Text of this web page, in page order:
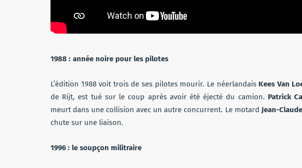
1988 : année noire pour les pilotes
L’édition 1988 voit trois de ses pilotes mourir. Le néerlandais Kees Van
de Rijt, est tué sur le coup après avoir été éjecté du camion. Patrick
meurt dans une collision avec un autre concurrent. Le motard Jean-
chute sur une liaison.
1996 : le soupçon militraire